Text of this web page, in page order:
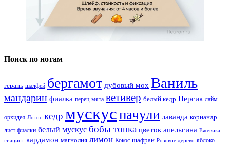
Поиск по нотам
герань шалфей бергамот дубовый мох Ваниль
мандарин фиалка перец мята ветивер белый кедр Персик лайм
орхидея Лотос кедр мускуспачули лаванда кориандр
лист фиалки белый мускус бобы тонка цветок апельсина Ежевика
гиацинт кардамон магнолия лимон Кокос шафран Розовое дерево яблоко